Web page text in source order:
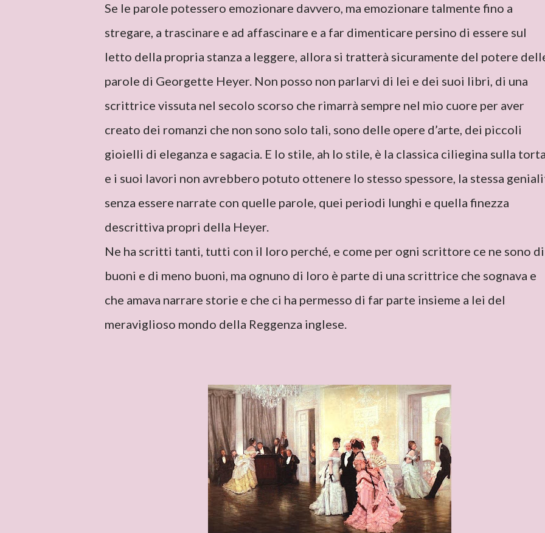
Se le parole potessero emozionare davvero, ma emozionare talmente fino a
stregare, a trascinare e ad affascinare e a far dimenticare persino di essere sul
letto della propria stanza a leggere, allora si tratterà sicuramente del potere
parole di Georgette Heyer. Non posso non parlarvi di lei e dei suoi libri, di una
scrittrice vissuta nel secolo scorso che rimarrà sempre nel mio cuore per aver
creato dei romanzi che non sono solo tali, sono delle opere d’arte, dei piccoli
gioielli di eleganza e sagacia. E lo stile, ah lo stile, è la classica ciliegina sulla
e i suoi lavori non avrebbero potuto ottenere lo stesso spessore, la stessa
senza essere narrate con quelle parole, quei periodi lunghi e quella finezza
descrittiva propri della Heyer.
Ne ha scritti tanti, tutti con il loro perché, e come per ogni scrittore ce ne sono di
buoni e di meno buoni, ma ognuno di loro è parte di una scrittrice che sognava e
che amava narrare storie e che ci ha permesso di far parte insieme a lei del
meraviglioso mondo della Reggenza inglese.